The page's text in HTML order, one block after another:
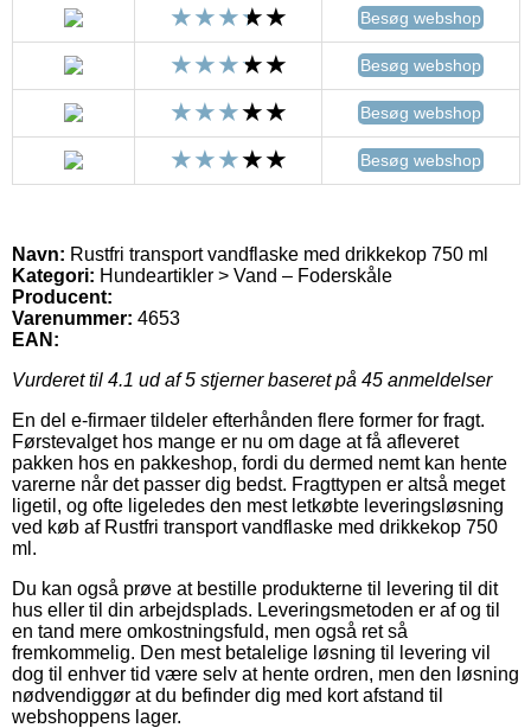
Besøg webshop
Besøg webshop
Besøg webshop
Besøg webshop
Navn: Rustfri transport vandflaske med drikkekop 750 ml
Kategori: Hundeartikler > Vand – Foderskåle
Producent:
Varenummer: 4653
EAN:
Vurderet til 4.1 ud af 5 stjerner baseret på 45 anmeldelser
En del e-firmaer tildeler efterhånden flere former for fragt.
Førstevalget hos mange er nu om dage at få afleveret
pakken hos en pakkeshop, fordi du dermed nemt kan hente
varerne når det passer dig bedst. Fragttypen er altså meget
ligetil, og ofte ligeledes den mest letkøbte leveringsløsning
ved køb af Rustfri transport vandflaske med drikkekop 750
ml.
Du kan også prøve at bestille produkterne til levering til dit
hus eller til din arbejdsplads. Leveringsmetoden er af og til
en tand mere omkostningsfuld, men også ret så
fremkommelig. Den mest betalelige løsning til levering vil
dog til enhver tid være selv at hente ordren, men den løsning
nødvendiggør at du befinder dig med kort afstand til
webshoppens lager.